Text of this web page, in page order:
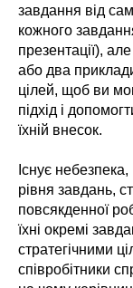
завдання від
кожного
презентації),
або два
цілей, щоб ви
підхід і
їхній внесок.
Існує
рівня завдань,
повсякденної
їхні окремі
стратегічними
співробітники